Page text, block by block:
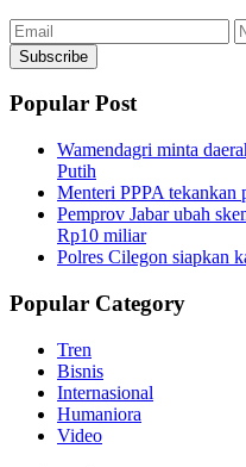
Email
Subscribe
Popular Post
Wamendagri minta
Putih
Menteri PPPA tekankan
Pemprov Jabar ubah
Rp10 miliar
Polres Cilegon siapkan
Popular Category
Tren
Bisnis
Internasional
Humaniora
Video